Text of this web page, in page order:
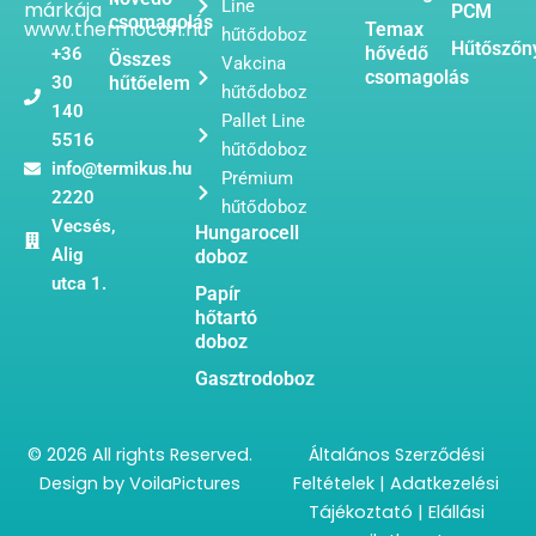
márkája
www.thermocon.hu
+36
30
140
5516
info@termikus.hu
2220
Vecsés,
Alig
utca 1.
csomagolás
Összes
hűtőelem
Line
hűtődoboz
Vakcina
hűtődoboz
Pallet Line
hűtődoboz
Prémium
hűtődoboz
Hungarocell
doboz
Papír
hőtartó
doboz
Gasztrodoboz
Temax
hővédő
csomagolás
PCM
© 2026 All rights Reserved.
Design by VoilaPictures
Általános Szerződési
Feltételek | Adatkezelési
Tájékoztató | Elállási